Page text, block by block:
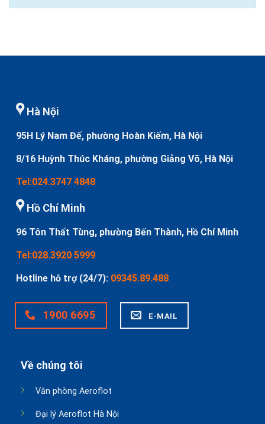
Hà Nội
95H Lý Nam Đế, phường Hoàn Kiếm, Hà Nội
8/16 Huỳnh Thúc Kháng, phường Giảng Võ, Hà Nội
Tel:024.3747 4848
Hồ Chí Minh
96 Tôn Thất Tùng, phường Bến Thành, Hồ Chí Minh
Tel:028.3920 5999
Hotline hỗ trợ (24/7): 09345.89.488
1900 6695 E-MAIL
Về chúng tôi
Văn phòng Aeroflot
Đại lý Aeroflot Hà Nội